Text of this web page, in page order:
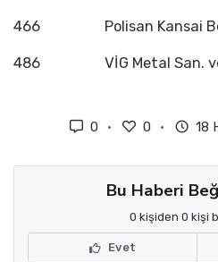
466 Polisan Kansai
486 VİG Metal San.
0 0 18
Bu Haberi
0 kişiden 0 kişi
Evet